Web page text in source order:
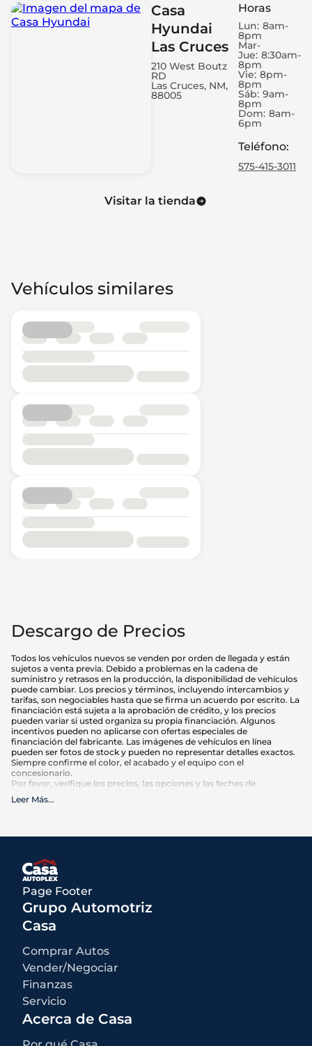
Casa
Hyundai
Las Cruces
210 West Boutz
RD
Las Cruces, NM,
88005
Horas
Lun: 8am-
8pm
Mar-
Jue: 8:30am-
8pm
Vie: 8pm-
8pm
Sáb: 9am-
8pm
Dom: 8am-
6pm
Teléfono:
575-415-3011
Visitar la tienda
Vehículos similares
Descargo de Precios
Todos los vehículos nuevos se venden por orden de llegada y están
sujetos a venta previa. Debido a problemas en la cadena de
suministro y retrasos en la producción, la disponibilidad de vehículos
puede cambiar. Los precios y términos, incluyendo intercambios y
tarifas, son negociables hasta que se firma un acuerdo por escrito. La
financiación está sujeta a la aprobación de crédito, y los precios
pueden variar si usted organiza su propia financiación. Algunos
incentivos pueden no aplicarse con ofertas especiales de
financiación del fabricante. Las imágenes de vehículos en línea
pueden ser fotos de stock y pueden no representar detalles exactos.
Siempre confirme el color, el acabado y el equipo con el
concesionario.
Por favor, verifique los precios, las opciones y las fechas de
compra. El kilometraje puede variar en función de los hábitos de
utilizarse sólo para comparación.
Qué está incluido
Los precios anunciados INCLUYEN opciones instaladas de fábrica,
accesorios instalados por el concesionario, MSRP, costos de
transporte de fábrica y descuentos e incentivos aplicables para los
cuales todos los consumidores califican. Pueden estar disponibles
descuentos o incentivos adicionales según la elegibilidad. Estos
incentivos y precios están sujetos a cambios según los programas
del fabricante.
Qué no está incluido
Todos los precios anunciados EXCLUYEN el equipo opcional
seleccionado por el comprador, una tarifa de documentación del
concesionario de $499 para los concesionarios de Casa Autoplex, e
impuestos estatales y locales, etiquetas, registro y tarifas de título.
Leer Más...
Page Footer
Grupo Automotriz
Casa
Comprar Autos
Vender/Negociar
Finanzas
Servicio
Acerca de Casa